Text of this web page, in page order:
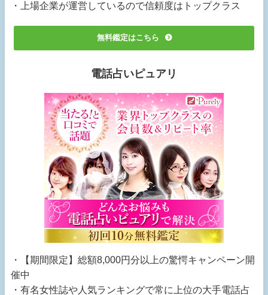
・上場企業が運営しているので信頼度はトップクラス
無料鑑定はこちら
電話占いピュアリ
・【期間限定】総額8,000円分以上の驚愕キャンペーン開
催中
・有名女性誌や人気ランキングで常に上位の大手電話占